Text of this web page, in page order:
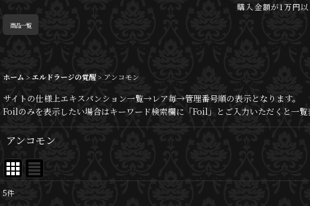
購入金額が1万円
商品一覧
ホーム > エルドラージの覚醒> アンコモン
サイトの仕様上エキスパンション一覧→レア毎→管理番号順の表示となります。
Foilのみを表示したい場合はキーワード検索欄に「Foil」とご入力いただくと一覧
アンコモン
5件